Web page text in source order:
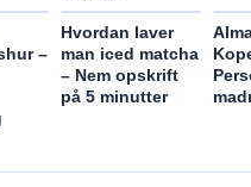
–
Hvordan laver
man iced matcha
– Nem opskrift
på 5 minutter